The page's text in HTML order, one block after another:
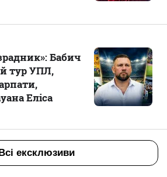
Бабич
тур УПЛ,
Еліса
ексклюзиви